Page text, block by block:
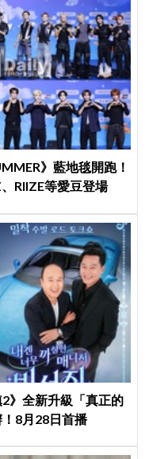
》藍地毯開跑！
RIIZE等愛豆登場
》全新升級「真正的
8月28日首播